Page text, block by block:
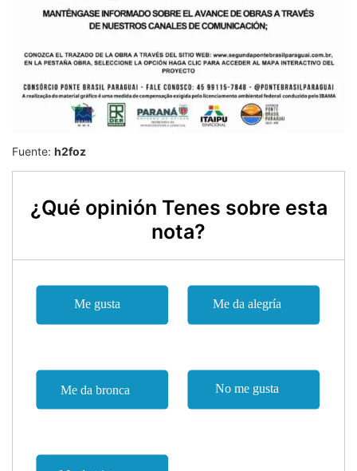
Fuente: h2foz
¿Qué opinión Tenes sobre esta
nota?